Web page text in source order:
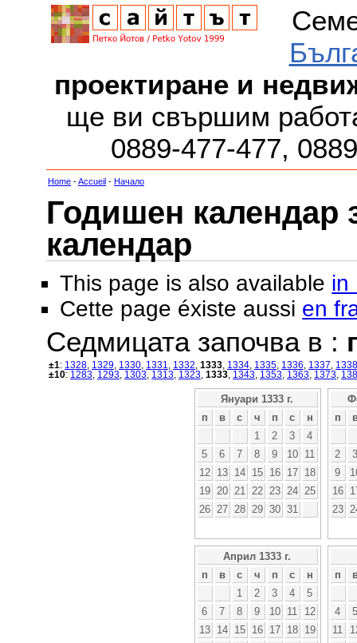
проектиране и
ще ви свършим
0889-477-477,
Home -Accueil - Начало
Годишен календар
календар
This page is also available in
Cette page éxiste aussi en
Седмицата започва в :
±1: 1328 1329 1330 1331 1332 1333 1334 1335 1336 1337
1338
±10: 1283 1293 1303 1313 1323 1333 1343 1353 1363 1373
Януари 1333 г.
п
в с ч п с
н
1
2 3
4
5
6 7 8 9 10
11
12
13 14 15 16 17
18
19
20 21 22 23 24
25
26
27 28 29 30 31
п
2
3
9
16
23
Април 1333 г.
п
в с ч п с
н
1
2 3 4
5
6
7 8 9 10 11
12
13
14 15 16 17 18
19
п
4
5
11